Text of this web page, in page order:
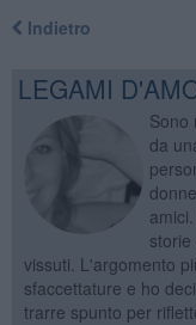
Indietro
LEGAMI
Sono
da
vissuti. L'argomento
sfaccettature e ho
trarre spunto per